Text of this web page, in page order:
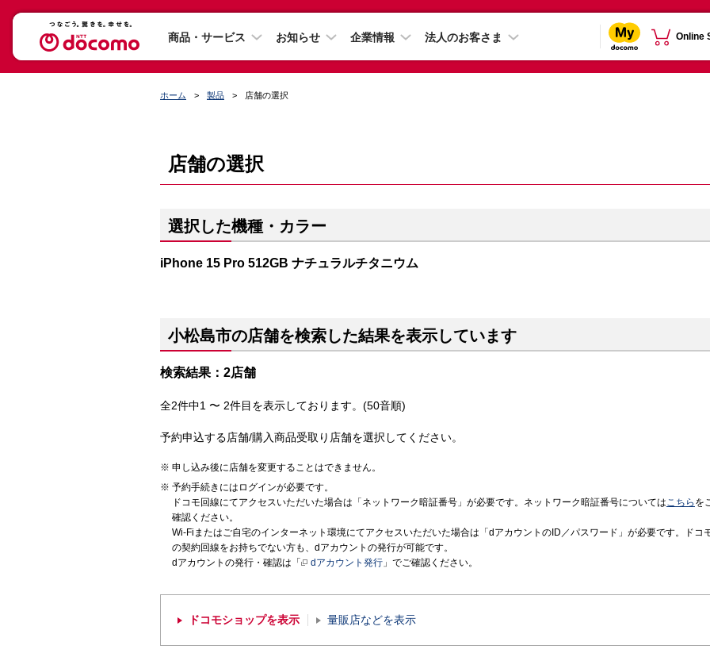
商品・サービス お知らせ 企業情報 法人のお客さま Online
ホーム 製品 店舗の選択
店舗の選択
選択した機種・カラー
iPhone 15 Pro 512GB ナチュラルチタニウム
小松島市の店舗を検索した結果を表示しています
検索結果：2店舗
全2件中1 〜 2件目を表示しております。(50音順)
予約申込する店舗/購入商品受取り店舗を選択してください。
申し込み後に店舗を変更することはできません。
予約手続きにはログインが必要です。
ドコモ回線にてアクセスいただいた場合は「ネットワーク暗証番号」が必要です。ネットワーク暗証番号についてはこちら を
確認ください。
Wi-Fiまたはご自宅のインターネット環境にてアクセスいただいた場合は「dアカウントのID／パスワード」が必要です。ドコ
の契約回線をお持ちでない方も、dアカウントの発行が可能です。
dアカウントの発行・確認は「
dアカウント発行 」でご確認ください。
ドコモショップを表示 量販店などを表示